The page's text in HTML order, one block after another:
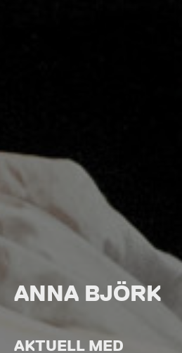
ANNA BJÖRK
AKTUELL MED